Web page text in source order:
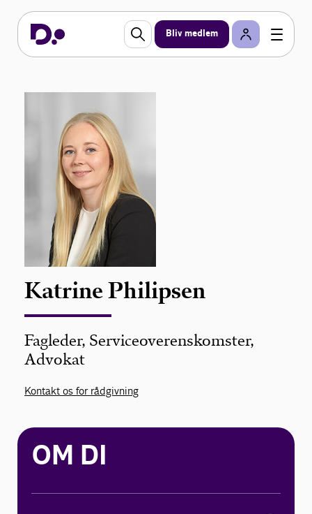
Bliv medlem
Katrine Philipsen
Fagleder, Serviceoverenskomster,
Advokat
Kontakt os for rådgivning
OM DI